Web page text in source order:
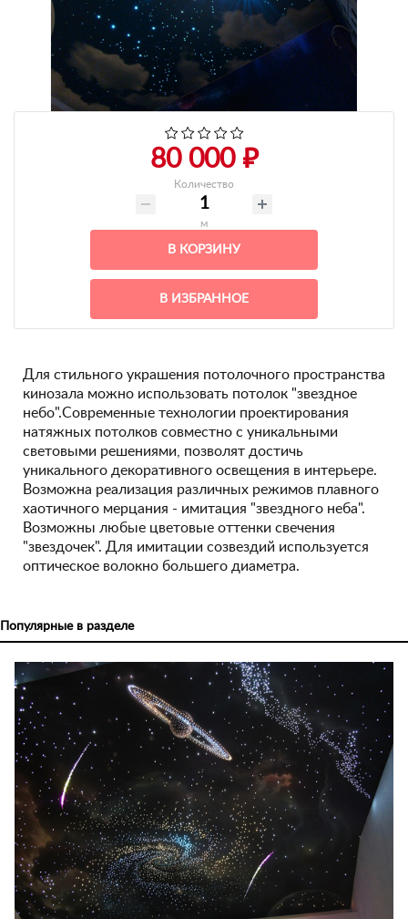
+7 495-951-3751
+7 495-951-3646
Ежедневно 10:00-20:00
info@h-c-h.ru
80 000 ₽
Количество
м
В КОРЗИНУ
В ИЗБРАННОЕ
Для стильного украшения потолочного пространства
кинозала можно использовать потолок "звездное
небо".Современные технологии проектирования
натяжных потолков совместно с уникальными
световыми решениями, позволят достичь
уникального декоративного освещения в интерьере.
Возможна реализация различных режимов плавного
хаотичного мерцания - имитация "звездного неба".
Возможны любые цветовые оттенки свечения
"звездочек". Для имитации созвездий используется
оптическое волокно большего диаметра.
Популярные в разделе